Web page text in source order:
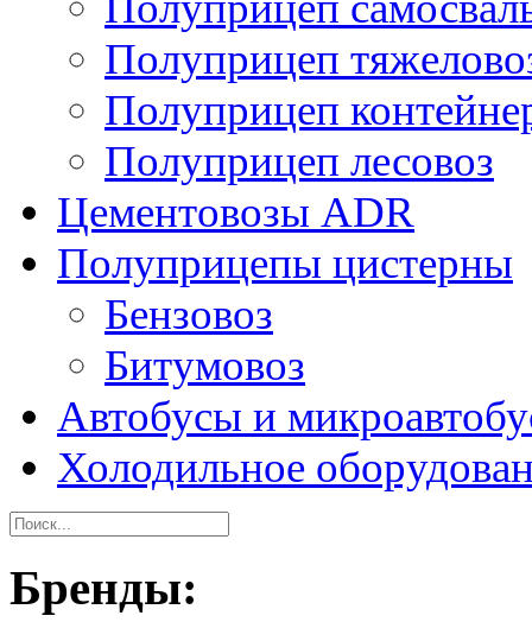
Полуприцеп
Полуприцеп
Полуприцеп лесовоз
Цементовозы ADR
Полуприцепы цистерны
Бензовоз
Битумовоз
Автобусы и
Холодильное
Бренды: